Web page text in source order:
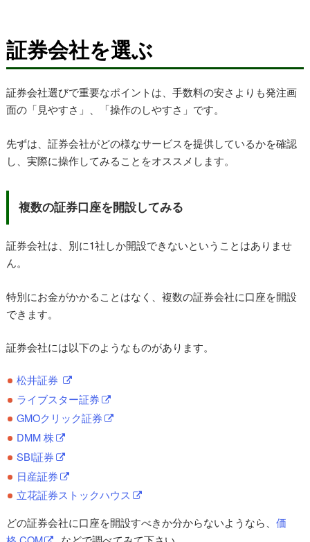
証券会社を選ぶ
証券会社選びで重要なポイントは、手数料の安さよりも発注画
面の「見やすさ」、「操作のしやすさ」です。
先ずは、証券会社がどの様なサービスを提供しているかを確認
し、実際に操作してみることをオススメします。
複数の証券口座を開設してみる
証券会社は、別に1社しか開設できないということはありませ
ん。
特別にお金がかかることはなく、複数の証券会社に口座を開設
できます。
証券会社には以下のようなものがあります。
松井証券
ライブスター証券
GMOクリック証券
DMM 株
SBI証券
日産証券
立花証券ストックハウス
どの証券会社に口座を開設すべきか分からないようなら、 価